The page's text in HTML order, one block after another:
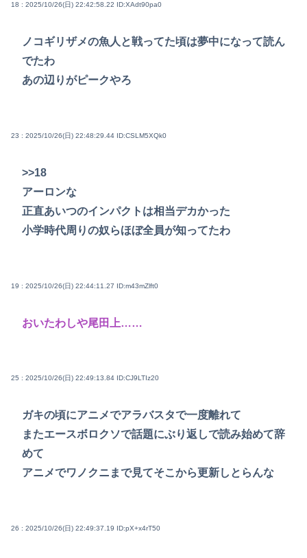
18 : 2025/10/26(日) 22:42:58.22 ID:XAdt90pa0
ノコギリザメの魚人と戦ってた頃は夢中になって読ん
でたわ
あの辺りがピークやろ
23 : 2025/10/26(日) 22:48:29.44 ID:CSLM5XQk0
>>18
アーロンな
正直あいつのインパクトは相当デカかった
小学時代周りの奴らほぼ全員が知ってたわ
19 : 2025/10/26(日) 22:44:11.27 ID:m43mZlft0
おいたわしや尾田上……
25 : 2025/10/26(日) 22:49:13.84 ID:CJ9LTIz20
ガキの頃にアニメでアラバスタで一度離れて
またエースボロクソで話題にぶり返しで読み始めて辞
めて
アニメでワノクニまで見てそこから更新しとらんな
26 : 2025/10/26(日) 22:49:37.19 ID:pX+x4rT50